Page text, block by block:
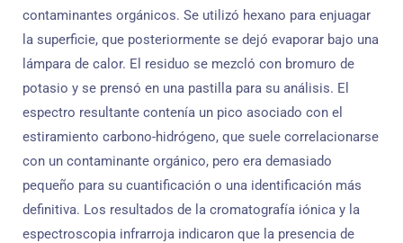
contaminantes orgánicos. Se utilizó hexano para enjuagar
la superficie, que posteriormente se dejó evaporar bajo una
lámpara de calor. El residuo se mezcló con bromuro de
potasio y se prensó en una pastilla para su análisis. El
espectro resultante contenía un pico asociado con el
estiramiento carbono-hidrógeno, que suele correlacionarse
con un contaminante orgánico, pero era demasiado
pequeño para su cuantificación o una identificación más
definitiva. Los resultados de la cromatografía iónica y la
espectroscopia infrarroja indicaron que la presencia de